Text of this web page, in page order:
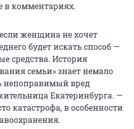
в комментариях.
женщина не хочет
будет искать способ —
средства. История
семьи» знает немало
непоправимый вред
Екатеринбурга. —
катастрофа, в особенности